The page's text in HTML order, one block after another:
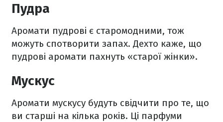
Пудра
Аромати пудрові є старомодними, тож
можуть спотворити запах. Дехто каже, що
пудрові аромати пахнуть «старої жінки».
Мускус
Аромати мускусу будуть свідчити про те, що
ви старші на кілька років. Ці парфуми